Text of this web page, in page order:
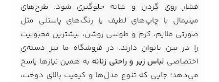
فشار روی گردن و شانه جلوگیری شود. طرح‌های
مینیمال با چاپ‌های لطیف یا رنگ‌های پاستلی مثل
صورتی ملایم، کرم و طوسی روشن، بیشترین محبوبیت
را در بین بانوان دارند. در فروشگاه ما نیز دسته‌ی
اختصاصی لباس زیر و راحتی زنانه به همین نیازها پاسخ
می‌دهد؛ جایی که تنوع مدل‌ها و کیفیت بالای دوخت،